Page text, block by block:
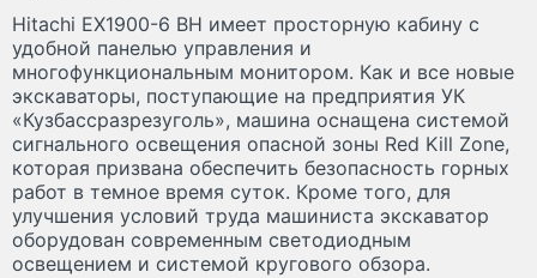
Hitachi EX1900-6 BH имеет просторную кабину с
удобной панелью управления и
многофункциональным монитором. Как и все новые
экскаваторы, поступающие на предприятия УК
«Кузбассразрезуголь», машина оснащена системой
сигнального освещения опасной зоны Red Kill Zone,
которая призвана обеспечить безопасность горных
работ в темное время суток. Кроме того, для
улучшения условий труда машиниста экскаватор
оборудован современным светодиодным
освещением и системой кругового обзора.